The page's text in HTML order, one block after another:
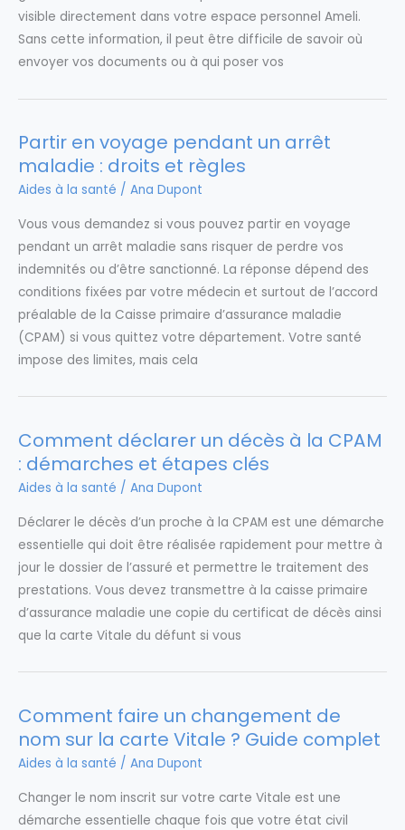
visible directement dans votre espace personnel Ameli.
Sans cette information, il peut être difficile de savoir où
envoyer vos documents ou à qui poser vos
Partir en voyage pendant un arrêt
maladie : droits et règles
Aides à la santé / Ana Dupont
Vous vous demandez si vous pouvez partir en voyage
pendant un arrêt maladie sans risquer de perdre vos
indemnités ou d’être sanctionné. La réponse dépend des
conditions fixées par votre médecin et surtout de l’accord
préalable de la Caisse primaire d’assurance maladie
(CPAM) si vous quittez votre département. Votre santé
impose des limites, mais cela
Comment déclarer un décès à la CPAM
: démarches et étapes clés
Aides à la santé / Ana Dupont
Déclarer le décès d’un proche à la CPAM est une démarche
essentielle qui doit être réalisée rapidement pour mettre à
jour le dossier de l’assuré et permettre le traitement des
prestations. Vous devez transmettre à la caisse primaire
d’assurance maladie une copie du certificat de décès ainsi
que la carte Vitale du défunt si vous
Comment faire un changement de
nom sur la carte Vitale ? Guide complet
Aides à la santé / Ana Dupont
Changer le nom inscrit sur votre carte Vitale est une
démarche essentielle chaque fois que votre état civil